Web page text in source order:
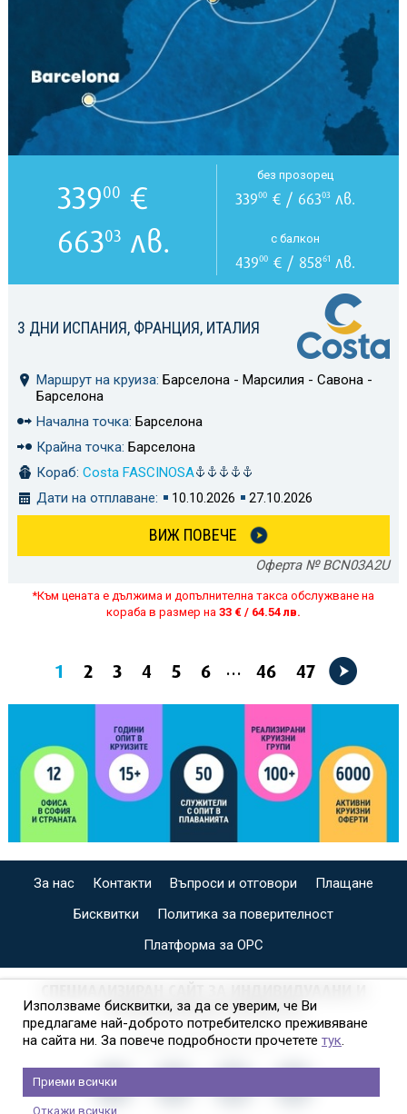
3 ДНИ ИСПАНИЯ, ФРАНЦИЯ, ИТАЛИЯ
Маршрут на круиза: Барселона - Марсилия - Савона -
Барселона
Начална точка: Барселона
Крайна точка: Барселона
Кораб: Costa FASCINOSA
Дати на отплаване:
10.10.2026 27.10.2026
ВИЖ ПОВЕЧЕ
Оферта № BCN03A2U
33900 €
66303 лв.
без прозорец
33900€ / 66303лв.
с балкон
43900€ / 85861 лв.
*Към цената е дължима и допълнителна такса обслужване на
кораба в размер на 33 € / 64.54 лв.
1 2 3 4 5 6 ... 46 47
За нас Контакти Въпроси и отговори
Плащане
Бисквитки
Политика за поверителност
Платформа за ОРС
ОРГАНИЗИРАНИ КРУИЗИ НА
Използваме бисквитки, за да се уверим, че Ви
предлагаме най-доброто потребителско преживяване
на сайта ни. За повече подробности прочетете тук.
Приеми всички
Откажи всички